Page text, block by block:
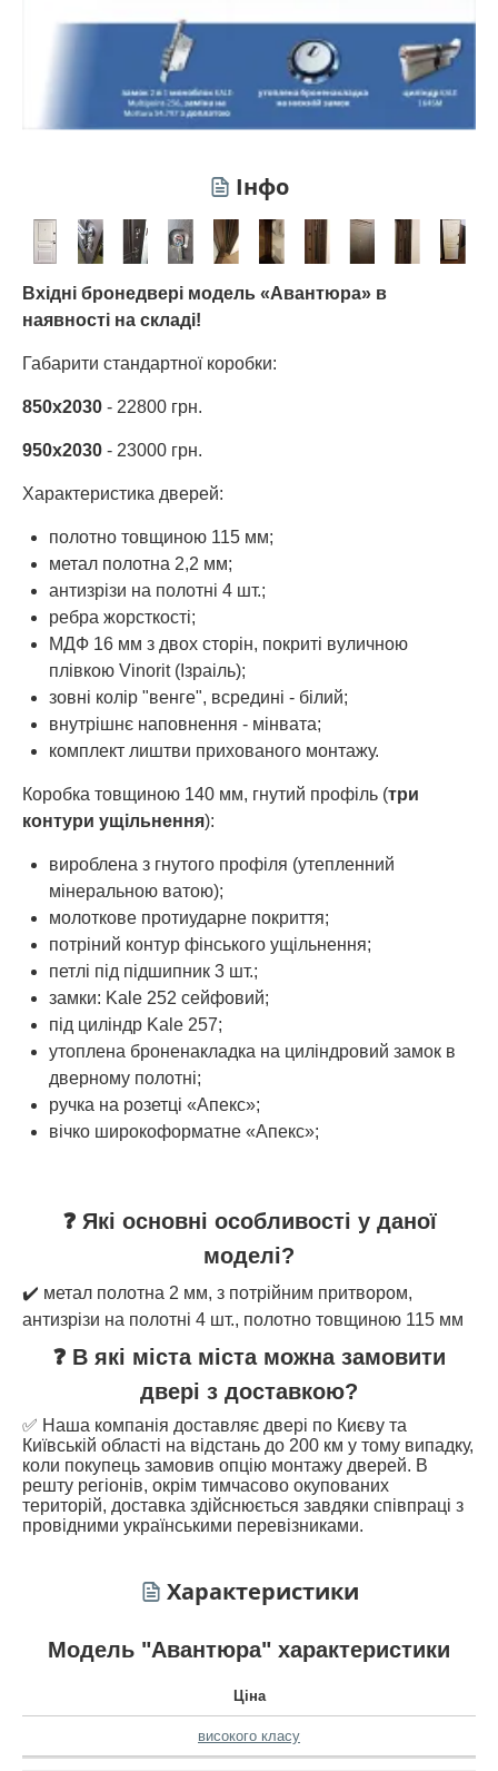
Інфо
Вхідні бронедвері модель «Авантюра» в
наявності на складі!
Габарити стандартної коробки:
850х2030 - 22800 грн.
950х2030 - 23000 грн.
Характеристика дверей:
полотно товщиною 115 мм;
метал полотна 2,2 мм;
антизрізи на полотні 4 шт.;
ребра жорсткості;
МДФ 16 мм з двох сторін, покриті вуличною
плівкою Vinorit (Ізраіль);
зовні колір "венге", всредині - білий;
внутрішнє наповнення - мінвата;
комплект лиштви прихованого монтажу.
Коробка товщиною 140 мм, гнутий профіль (три
контури ущільнення):
вироблена з гнутого профіля (утепленний
мінеральною ватою);
молоткове протиударне покриття;
потріний контур фінського ущільнення;
петлі під підшипник 3 шт.;
замки: Kale 252 сейфовий;
під циліндр Kale 257;
утоплена броненакладка на циліндровий замок в
дверному полотні;
ручка на розетці «Апекс»;
вічко широкоформатне «Апекс»;
❓ Які основні особливості у даної
моделі?
✔️ метал полотна 2 мм, з потрійним притвором,
антизрізи на полотні 4 шт., полотно товщиною 115 мм
❓ В які міста міста можна замовити
двері з доставкою?
✅ Наша компанія доставляє двері по Києву та
Київській області на відстань до 200 км у тому випадку,
коли покупець замовив опцію монтажу дверей. В
решту регіонів, окрім тимчасово окупованих
територій, доставка здійснюється завдяки співпраці з
провідними українськими перевізниками.
Характеристики
Модель "Авантюра" характеристики
Ціна
високого класу